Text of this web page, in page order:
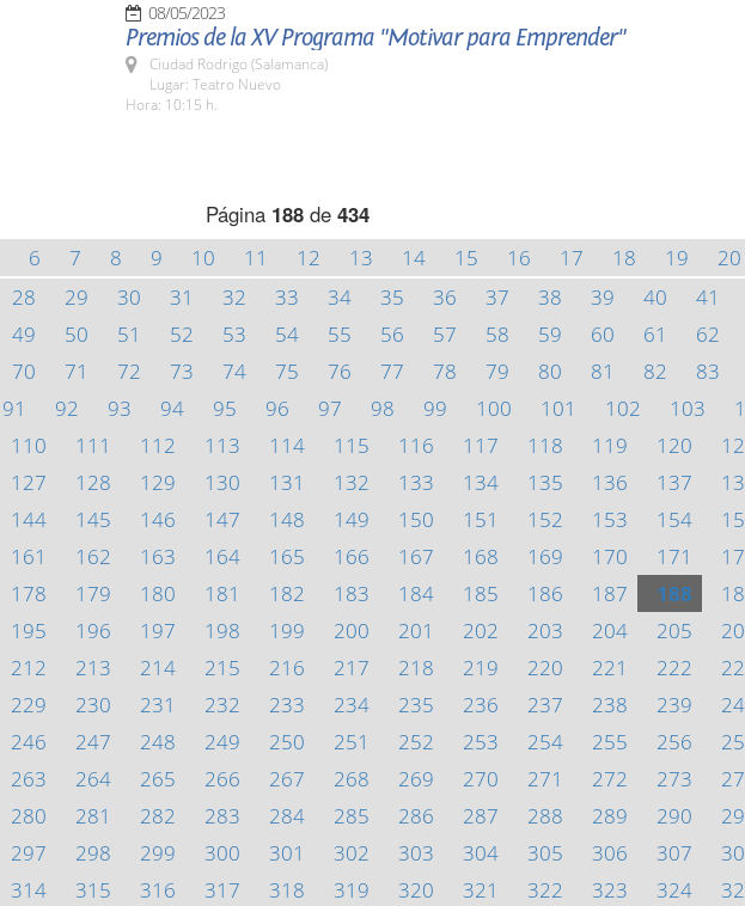
08/05/2023
Premios de la XV Programa "Motivar para Emprender"
Ciudad Rodrigo (Salamanca)
Lugar: Teatro Nuevo
Hora: 10:15 h.
Página 188de 434
6 7 8 9 10 11 12 13 14 15 16 17 18 19 20
28 29 30 31 32 33 34 35 36 37 38 39 40 41
49 50 51 52 53 54 55 56 57 58 59 60 61 62
70 71 72 73 74 75 76 77 78 79 80 81 82 83
91 92 93 94 95 96 97 98 99 100 101 102 103
110 111 112 113 114 115 116 117 118 119 120
127 128 129 130 131 132 133 134 135 136 137
144 145 146 147 148 149 150 151 152 153 154
161 162 163 164 165 166 167 168 169 170 171
178 179 180 181 182 183 184 185 186 187 188
195 196 197 198 199 200 201 202 203 204 205
212 213 214 215 216 217 218 219 220 221 222
229 230 231 232 233 234 235 236 237 238 239
246 247 248 249 250 251 252 253 254 255 256
263 264 265 266 267 268 269 270 271 272 273
280 281 282 283 284 285 286 287 288 289 290
297 298 299 300 301 302 303 304 305 306 307
314 315 316 317 318 319 320 321 322 323 324